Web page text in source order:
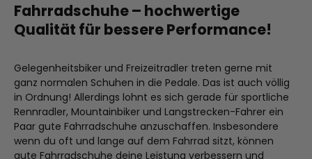
Fahrradschuhe – hochwertige
Qualität für bessere Performance!
Gelegenheitsbiker und Freizeitradler treten gerne mit
ganz normalen Schuhen in die Pedale. Das ist auch völlig
in Ordnung! Allerdings lohnt es sich gerade für sportliche
Rennradler, Mountainbiker und Langstrecken-Fahrer ein
Paar gute Fahrradschuhe anzuschaffen. Insbesondere
wenn du oft und lange auf dem Fahrrad sitzt, können
gute Fahrradschuhe deine Leistung verbessern und